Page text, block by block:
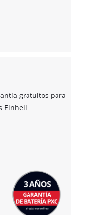
gratuitos para
Einhell.